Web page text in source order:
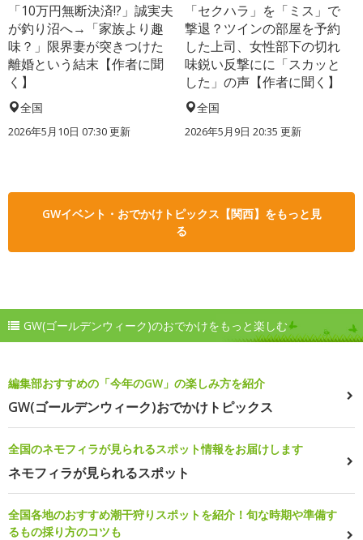
「10万円無断決済!?」誠実夫
が釣り沼へ→「家族より趣
味？」限界妻が突きつけた
離婚という結末【作者に聞
く】
全国
2026年5月10日 07:30 更新
「セクハラ」を「ミス」で
撃退？ツインの部屋を予約
した上司、女性部下の切れ
味鋭い反撃にに「スカッと
した」の声【作者に聞く】
全国
2026年5月9日 20:35 更新
GWイベント・おでかけトピックス【関西】をもっと見
る
GW(ゴールデンウィーク)のおでかけをもっと楽しむ
編集部おすすめの「今年のGW」の楽しみ方を紹介
GW(ゴールデンウィーク)おでかけトピックス
全国のネモフィラが見られるスポット情報をお届けします
ネモフィラが見られるスポット
全国各地のおすすめ潮干狩りスポットを紹介！旬な時期や準備す
るもの採り方のコツも